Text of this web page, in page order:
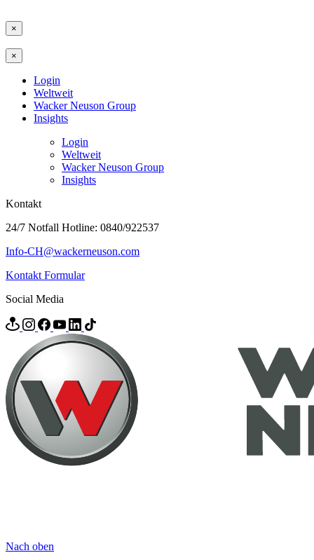
×
×
Login
Weltweit
Wacker Neuson Group
Insights
Login
Weltweit
Wacker Neuson Group
Insights
Kontakt
24/7 Notfall Hotline: 0840/922537
Info-CH@wackerneuson.com
Kontakt Formular
Social Media
Nach oben